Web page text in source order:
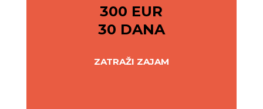
300 EUR
30 DANA
ZATRAŽI ZAJAM